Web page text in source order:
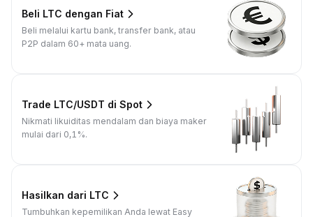
Beli LTC dengan Fiat
Beli melalui kartu bank, transfer bank, atau
P2P dalam 60+ mata uang.
Trade LTC/USDT di Spot
Nikmati likuiditas mendalam dan biaya maker
mulai dari 0,1%.
Hasilkan dari LTC
Tumbuhkan kepemilikan Anda lewat Easy